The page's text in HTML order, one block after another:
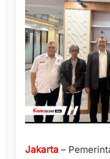
Jakarta –